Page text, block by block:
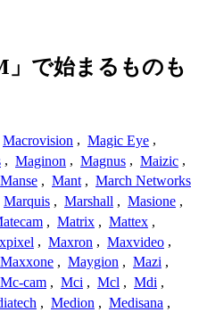
」で始まるものも
Macrovision , Magic Eye ,
, Maginon , Magnus , Maizic ,
Manse , Mant , March Networks
Marquis , Marshall , Masione ,
, Matrix , Mattex ,
, Maxron , Maxvideo ,
Maxxone , Maygion , Mazi ,
Mc-cam , Mci , Mcl , Mdi ,
, Medion , Medisana ,